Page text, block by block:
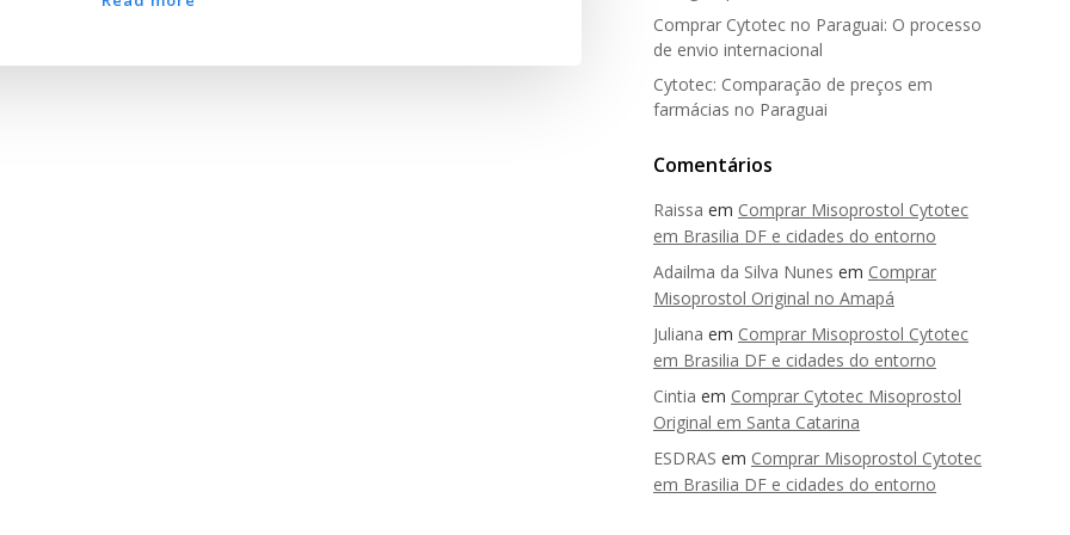
Comprar Cytotec no Paraguai: O processo
de envio internacional
Cytotec: Comparação de preços em
farmácias no Paraguai
Comentários
Raissa em Comprar Misoprostol Cytotec
em Brasilia DF e cidades do entorno
Adailma da Silva Nunes em Comprar
Misoprostol Original no Amapá
Juliana em Comprar Misoprostol Cytotec
em Brasilia DF e cidades do entorno
Cintia em Comprar Cytotec Misoprostol
Original em Santa Catarina
ESDRAS em Comprar Misoprostol Cytotec
em Brasilia DF e cidades do entorno